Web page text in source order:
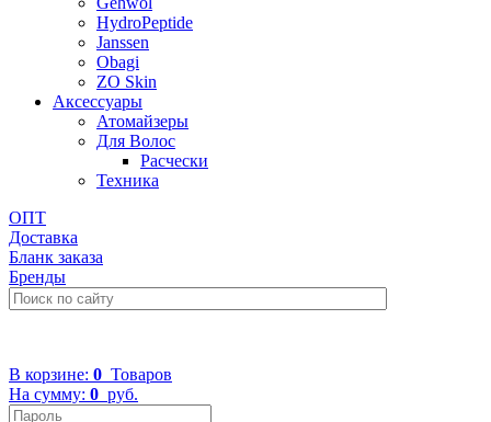
HydroPeptide
Janssen
Obagi
ZO Skin
Aксессуары
Атомайзеры
Для Волос
Расчески
Техника
ОПТ
Доставка
Бланк заказа
Бренды
В корзине: 0 Товаров
На сумму: 0 руб.